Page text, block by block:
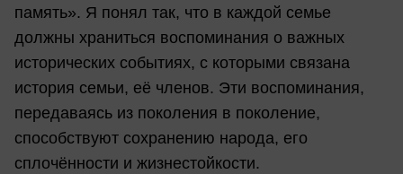
память». Я понял так, что в каждой семье
должны храниться воспоминания о важных
исторических событиях, с которыми связана
история семьи, её членов. Эти воспоминания,
передаваясь из поколения в поколение,
способствуют сохранению народа, его
сплочённости и жизнестойкости.